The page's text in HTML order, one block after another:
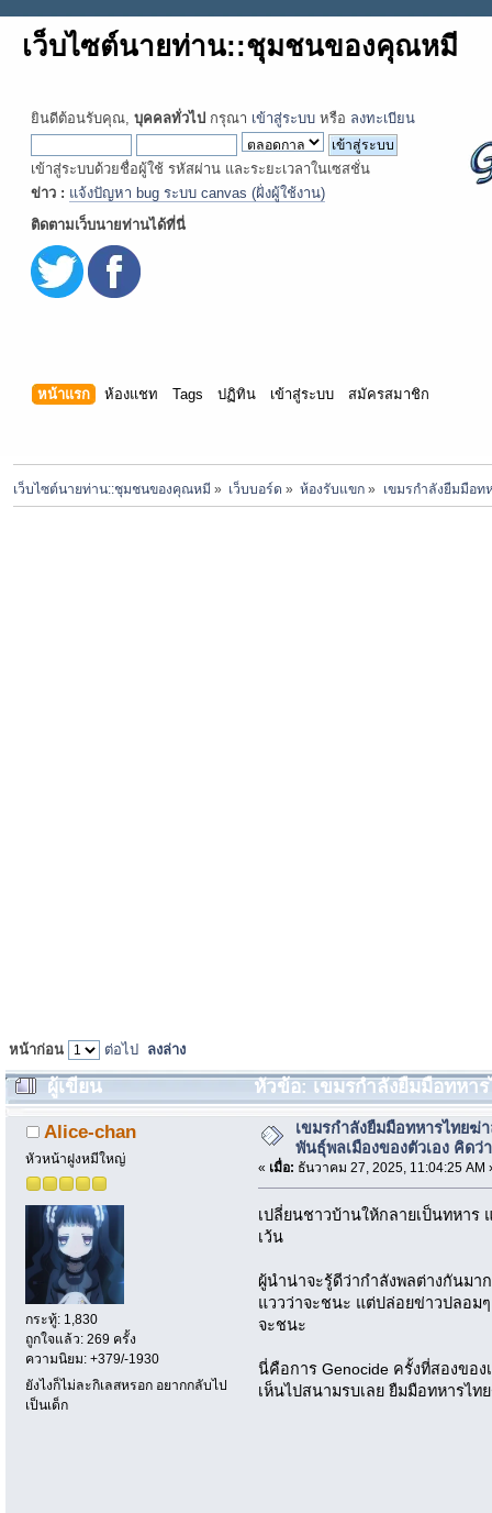
เว็บไซต์นายท่าน::ชุมชนของคุณหมี
ยินดีต้อนรับคุณ, บุคคลทั่วไป กรุณา เข้าสู่ระบบ หรือ ลงทะเบียน
เข้าสู่ระบบด้วยชื่อผู้ใช้ รหัสผ่าน และระยะเวลาในเซสชั่น
ข่าว : แจ้งปัญหา bug ระบบ canvas (ฝั่งผู้ใช้งาน)
ติดตามเว็บนายท่านได้ที่นี่
หน้าแรก ห้องแชท Tags ปฏิทิน เข้าสู่ระบบ สมัครสมาชิก
เว็บไซต์นายท่าน::ชุมชนของคุณหมี » เว็บบอร์ด » ห้องรับแขก » เขมรกำลังยืมมือท
หน้าก่อน ต่อไป ลงล่าง
ผู้เขียน
หัวข้อ: เขมรกำลังยืมมือทหาร
ว่าจริงไหม (อ่าน 1491 ครั้ง)
Alice-chan
หัวหน้าฝูงหมีใหญ่
กระทู้: 1,830
ถูกใจแล้ว: 269 ครั้ง
ความนิยม: +379/-1930
ยังไงก็ไม่ละกิเลสหรอก อยากกลับไป
เป็นเด็ก
เขมรกำลังยืมมือทหารไทยฆ่า
พันธุ์พลเมืองของตัวเอง คิดว่
« เมื่อ: ธันวาคม 27, 2025, 11:04:25 AM
เปลี่ยนชาวบ้านให้กลายเป็นทหาร
เว้น
ผู้นำน่าจะรู้ดีว่ากำลังพลต่างกันมา
แววว่าจะชนะ แต่ปล่อยข่าวปลอม
จะชนะ
นี่คือการ Genocide ครั้งที่สองของ
เห็นไปสนามรบเลย ยืมมือทหารไท